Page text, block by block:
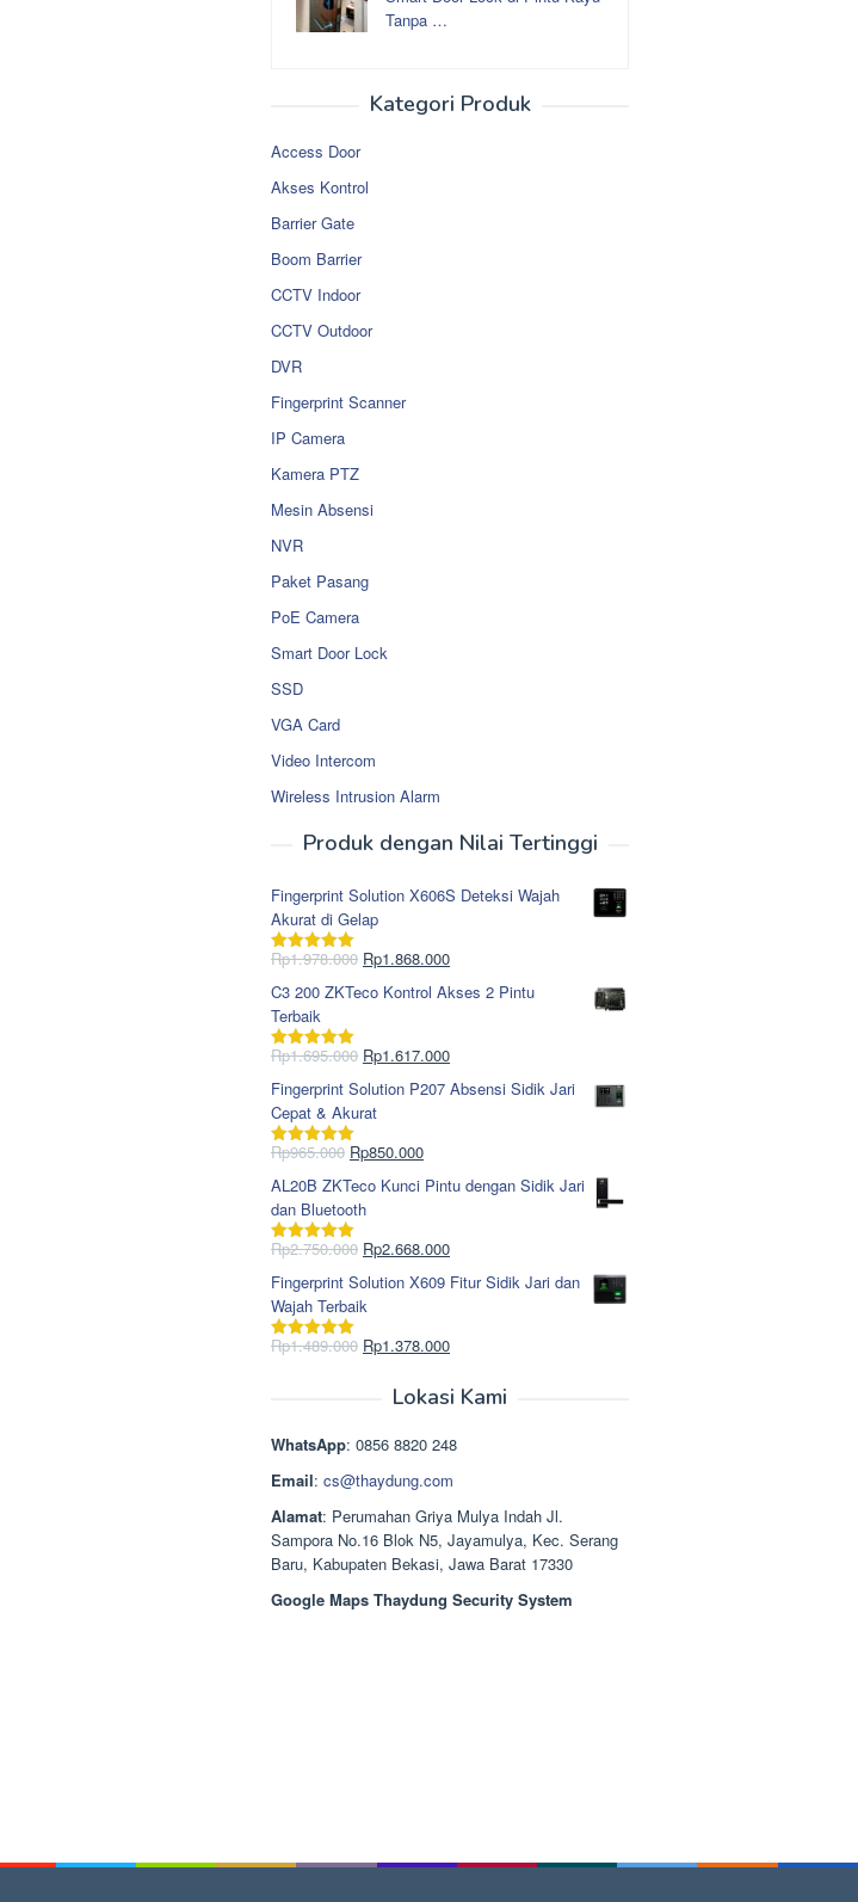
Tanpa …
Kategori Produk
Access Door
Akses Kontrol
Barrier Gate
Boom Barrier
CCTV Indoor
CCTV Outdoor
DVR
Fingerprint Scanner
IP Camera
Kamera PTZ
Mesin Absensi
NVR
Paket Pasang
PoE Camera
Smart Door Lock
SSD
VGA Card
Video Intercom
Wireless Intrusion Alarm
Produk dengan Nilai Tertinggi
Fingerprint Solution X606S Deteksi Wajah
Akurat di Gelap
Dinilai5.00
Rp1.978.000 Harga
aslinya
adalah:
Rp1.868.000Harga
saat
ini
Rp1.868.000.
C3 200 ZKTeco Kontrol Akses 2 Pintu
Terbaik
Dinilai5.00
Rp1.695.000 Harga
aslinya
adalah:
Rp1.695.000.
Rp1.617.000Harga
saat
ini
Fingerprint Solution P207 Absensi Sidik Jari
Cepat & Akurat
Dinilai5.00
Rp965.000 Harga
aslinya
adalah:
Rp965.000.
Rp850.000Harga
saat
ini
Rp850.000.
AL20B ZKTeco Kunci Pintu dengan Sidik Jari
dan Bluetooth
Dinilai5.00
Rp2.750.000 Harga
aslinya
adalah:
Rp2.750.000.
Rp2.668.000Harga
saat
ini
Rp2.668.000.
Fingerprint Solution X609 Fitur Sidik Jari dan
Wajah Terbaik
Dinilai5.00
Rp1.489.000 Harga
adalah:
Rp1.378.000Harga
ini
Rp1.378.000.
Lokasi Kami
WhatsApp: 0856 8820 248
Email: cs@thaydung.com
Alamat: Perumahan Griya Mulya Indah Jl.
Sampora No.16 Blok N5, Jayamulya, Kec. Serang
Baru, Kabupaten Bekasi, Jawa Barat 17330
Google Maps Thaydung Security System